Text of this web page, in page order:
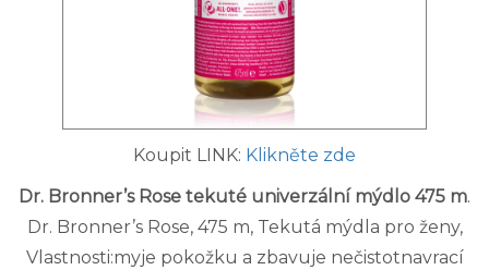
Koupit LINK: Klikněte zde
Dr. Bronner’s Rose tekuté univerzální mýdlo 475 m.
Dr. Bronner’s Rose, 475 m, Tekutá mýdla pro ženy,
Vlastnosti:myje pokožku a zbavuje nečistotnavrací